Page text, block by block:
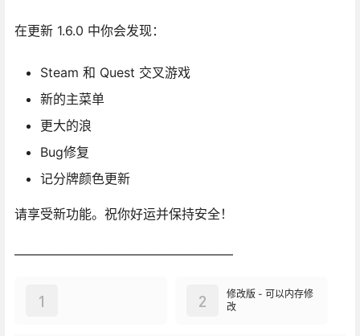
在更新 1.6.0 中你会发现：
Steam 和 Quest 交叉游戏
新的主菜单
更大的浪
Bug修复
记分牌颜色更新
请享受新功能。祝你好运并保持安全！
—————————————————
1
修改版 - 可以内存修
改
2